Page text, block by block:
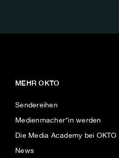
MEHR OKTO
Sendereihen
Medienmacher*in werden
Die Media Academy bei OKTO
News